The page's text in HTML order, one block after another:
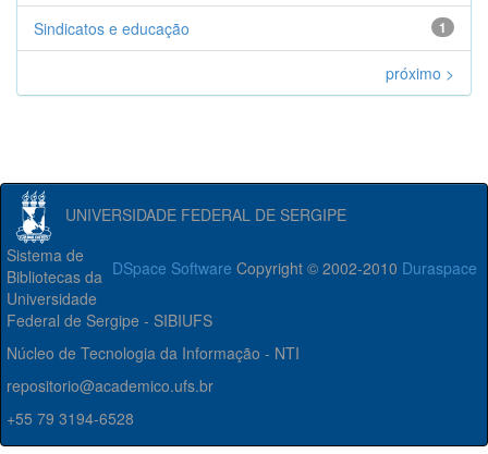
1
Sindicatos e educação
próximo >
UNIVERSIDADE FEDERAL DE SERGIPE
DSpace Software Copyright © 2002-2010 Duraspace
Sistema de
Bibliotecas da
Universidade
Federal de Sergipe - SIBIUFS
Núcleo de Tecnologia da Informação - NTI
repositorio@academico.ufs.br
+55 79 3194-6528